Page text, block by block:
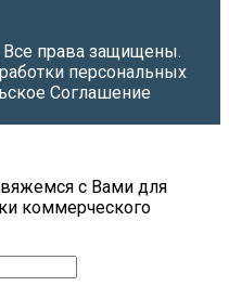
права защищены.
персональных
Соглашение
с Вами для
коммерческого